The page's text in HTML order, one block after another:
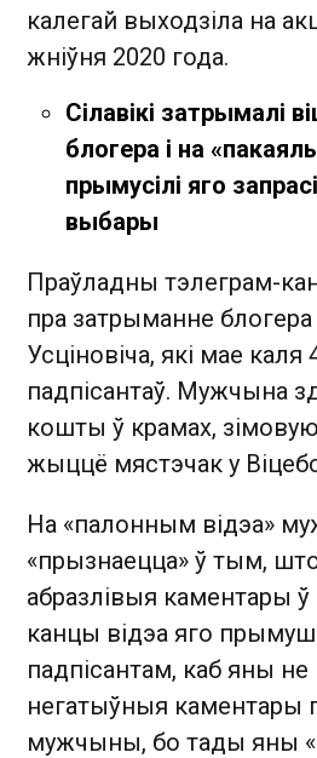
калегай выходзіла на
жніўня 2020 года.
Cілавікі затрымалі
блогера і на
прымусілі яго
выбары
Праўладны тэлеграм-
пра затрыманне блогера
Усціновіча, які мае каля
падпісантаў. Мужчына
кошты ў крамах,
жыццё мястэчак у
На «палонным відэа»
«прызнаецца» ў тым,
абразлівыя каментары ў
канцы відэа яго
падпісантам, каб яны не
негатыўныя каментары
мужчыны, бо тады яны